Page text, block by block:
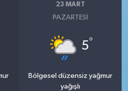
23 MART
PAZARTESI
5°
Bölgesel düzensiz yağmur
yağışlı